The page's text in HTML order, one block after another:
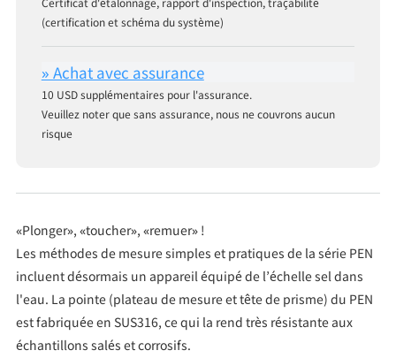
(certification et schéma du système)
10 USD supplémentaires pour l'assurance.
Veuillez noter que sans assurance, nous ne couvrons aucun
risque
«Plonger», «toucher», «remuer» !
Les méthodes de mesure simples et pratiques de la série PEN
incluent désormais un appareil équipé de l’échelle sel dans
l'eau. La pointe (plateau de mesure et tête de prisme) du PEN
est fabriquée en SUS316, ce qui la rend très résistante aux
échantillons salés et corrosifs.